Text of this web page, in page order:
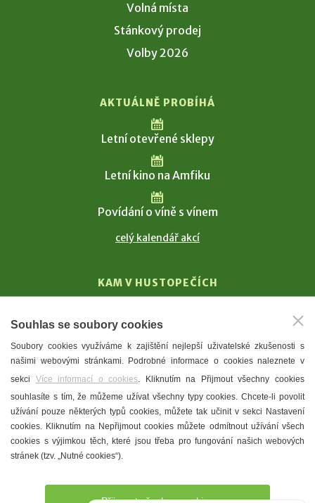
Volná místa
Stánkový prodej
Volby 2026
AKTUÁLNĚ PROBÍHÁ
Letní otevřené sklepy
Letní kino na Amfiku
Povídání o víně s vínem
celý kalendář akcí
KAM V HUSTOPEČÍCH
T. G. Masaryk
Mandloně
Ubytování
Restaurace
Městské muzeum a galerie
Denní meníčka
Souhlas se soubory cookies
Soubory cookies využíváme k zajištění nejlepší uživatelské zkušenosti s
našimi webovými stránkami. Podrobné informace o cookies naleznete v
sekci Více informací o cookies. Kliknutím na Přijmout všechny cookies
souhlasíte s tím, že můžeme užívat všechny typy cookies. Chcete-li povolit
užívání pouze některých typů cookies, můžete tak učinit v sekci Nastavení
cookies. Kliknutím na Nepřijmout cookies můžete odmítnout užívání všech
cookies s výjimkou těch, které jsou třeba pro fungování našich webových
stránek (tzv. „Nutné cookies“).